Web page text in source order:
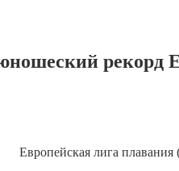
рекорд
Европейская лига